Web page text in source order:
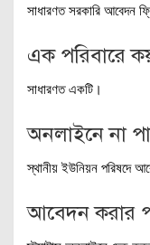
সাধারণত সরকারি আবেদন
এক পরিবারে
সাধারণত একটি।
অনলাইনে না
স্থানীয় ইউনিয়ন পরিষদে
আবেদন করার